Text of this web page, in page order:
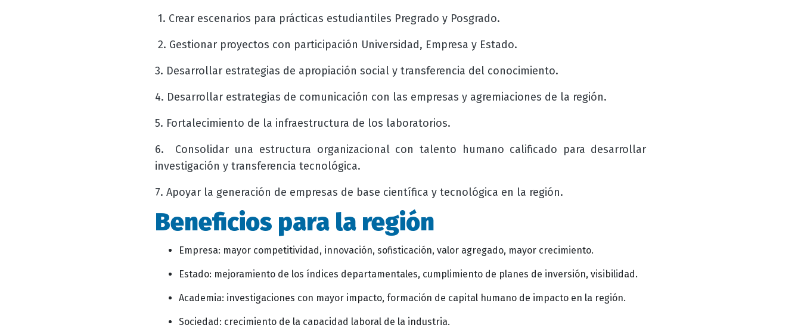
1. Crear escenarios para prácticas estudiantiles Pregrado y Posgrado.
2. Gestionar proyectos con participación Universidad, Empresa y Estado.
3. Desarrollar estrategias de apropiación social y transferencia del conocimiento.
4. Desarrollar estrategias de comunicación con las empresas y agremiaciones de la región.
5. Fortalecimiento de la infraestructura de los laboratorios.
6. Consolidar una estructura organizacional con talento humano calificado para desarrollar
investigación y transferencia tecnológica.
7. Apoyar la generación de empresas de base científica y tecnológica en la región.
Beneficios para la región
Empresa: mayor competitividad, innovación, sofisticación, valor agregado, mayor crecimiento.
Estado: mejoramiento de los índices departamentales, cumplimiento de planes de inversión, visibilidad.
Academia: investigaciones con mayor impacto, formación de capital humano de impacto en la región.
Sociedad: crecimiento de la capacidad laboral de la industria.